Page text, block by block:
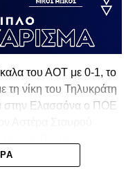
του ΑΟΤ με 0-1, το
νίκη του Τηλυκράτη
στην Ελασσόνα ο ΠΟΕ
επόμενη φάση!